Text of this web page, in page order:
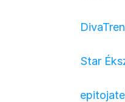
Star